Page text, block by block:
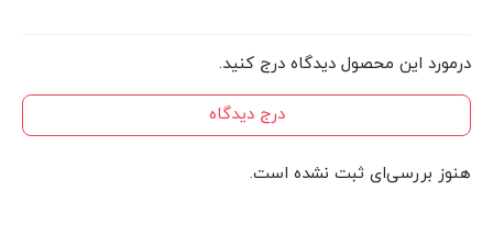
درمورد این محصول دیدگاه درج کنید.
درج دیدگاه
هنوز بررسی‌ای ثبت نشده است.